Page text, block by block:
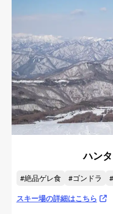
ハン
絶品ゲレ食 ゴンドラ
スキー場の詳細はこちら